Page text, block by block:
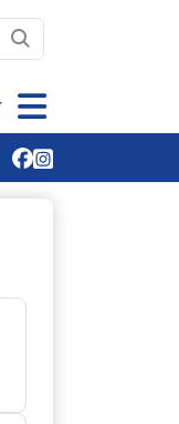
Soziale Medien